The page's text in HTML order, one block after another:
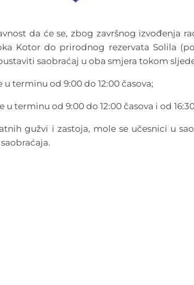
da će se, zbog završnog izvođenja
Kotor do prirodnog rezervata Solila
saobraćaj u oba smjera tokom
u terminu od 9:00 do 12:00 časova;
u terminu od 9:00 do 12:00 časova i od
gužvi i zastoja, mole se učesnici u